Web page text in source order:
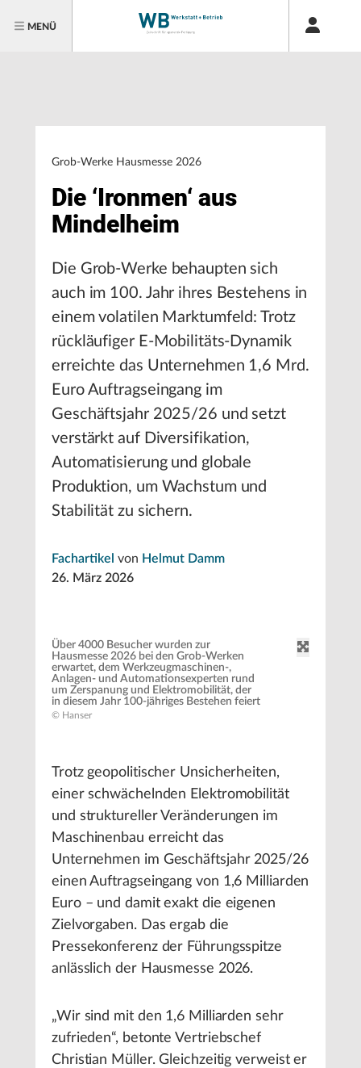
MENÜ
Grob-Werke Hausmesse 2026
Die ‘Ironmen‘ aus
Mindelheim
Die Grob-Werke behaupten sich
auch im 100. Jahr ihres Bestehens in
einem volatilen Marktumfeld: Trotz
rückläufiger E-Mobilitäts-Dynamik
erreichte das Unternehmen 1,6 Mrd.
Euro Auftragseingang im
Geschäftsjahr 2025/26 und setzt
verstärkt auf Diversifikation,
Automatisierung und globale
Produktion, um Wachstum und
Stabilität zu sichern.
Fachartikel von Helmut Damm
26. März 2026
Über 4000 Besucher wurden zur
Hausmesse 2026 bei den Grob-Werken
erwartet, dem Werkzeugmaschinen-,
Anlagen- und Automationsexperten rund
um Zerspanung und Elektromobilität, der
in diesem Jahr 100-jähriges Bestehen feiert
© Hanser
Trotz geopolitischer Unsicherheiten,
einer schwächelnden Elektromobilität
und struktureller Veränderungen im
Maschinenbau erreicht das
Unternehmen im Geschäftsjahr 2025/26
einen Auftragseingang von 1,6 Milliarden
Euro – und damit exakt die eigenen
Zielvorgaben. Das ergab die
Pressekonferenz der Führungsspitze
anlässlich der Hausmesse 2026.
„Wir sind mit den 1,6 Milliarden sehr
zufrieden“, betonte Vertriebschef
Christian Müller. Gleichzeitig verweist er